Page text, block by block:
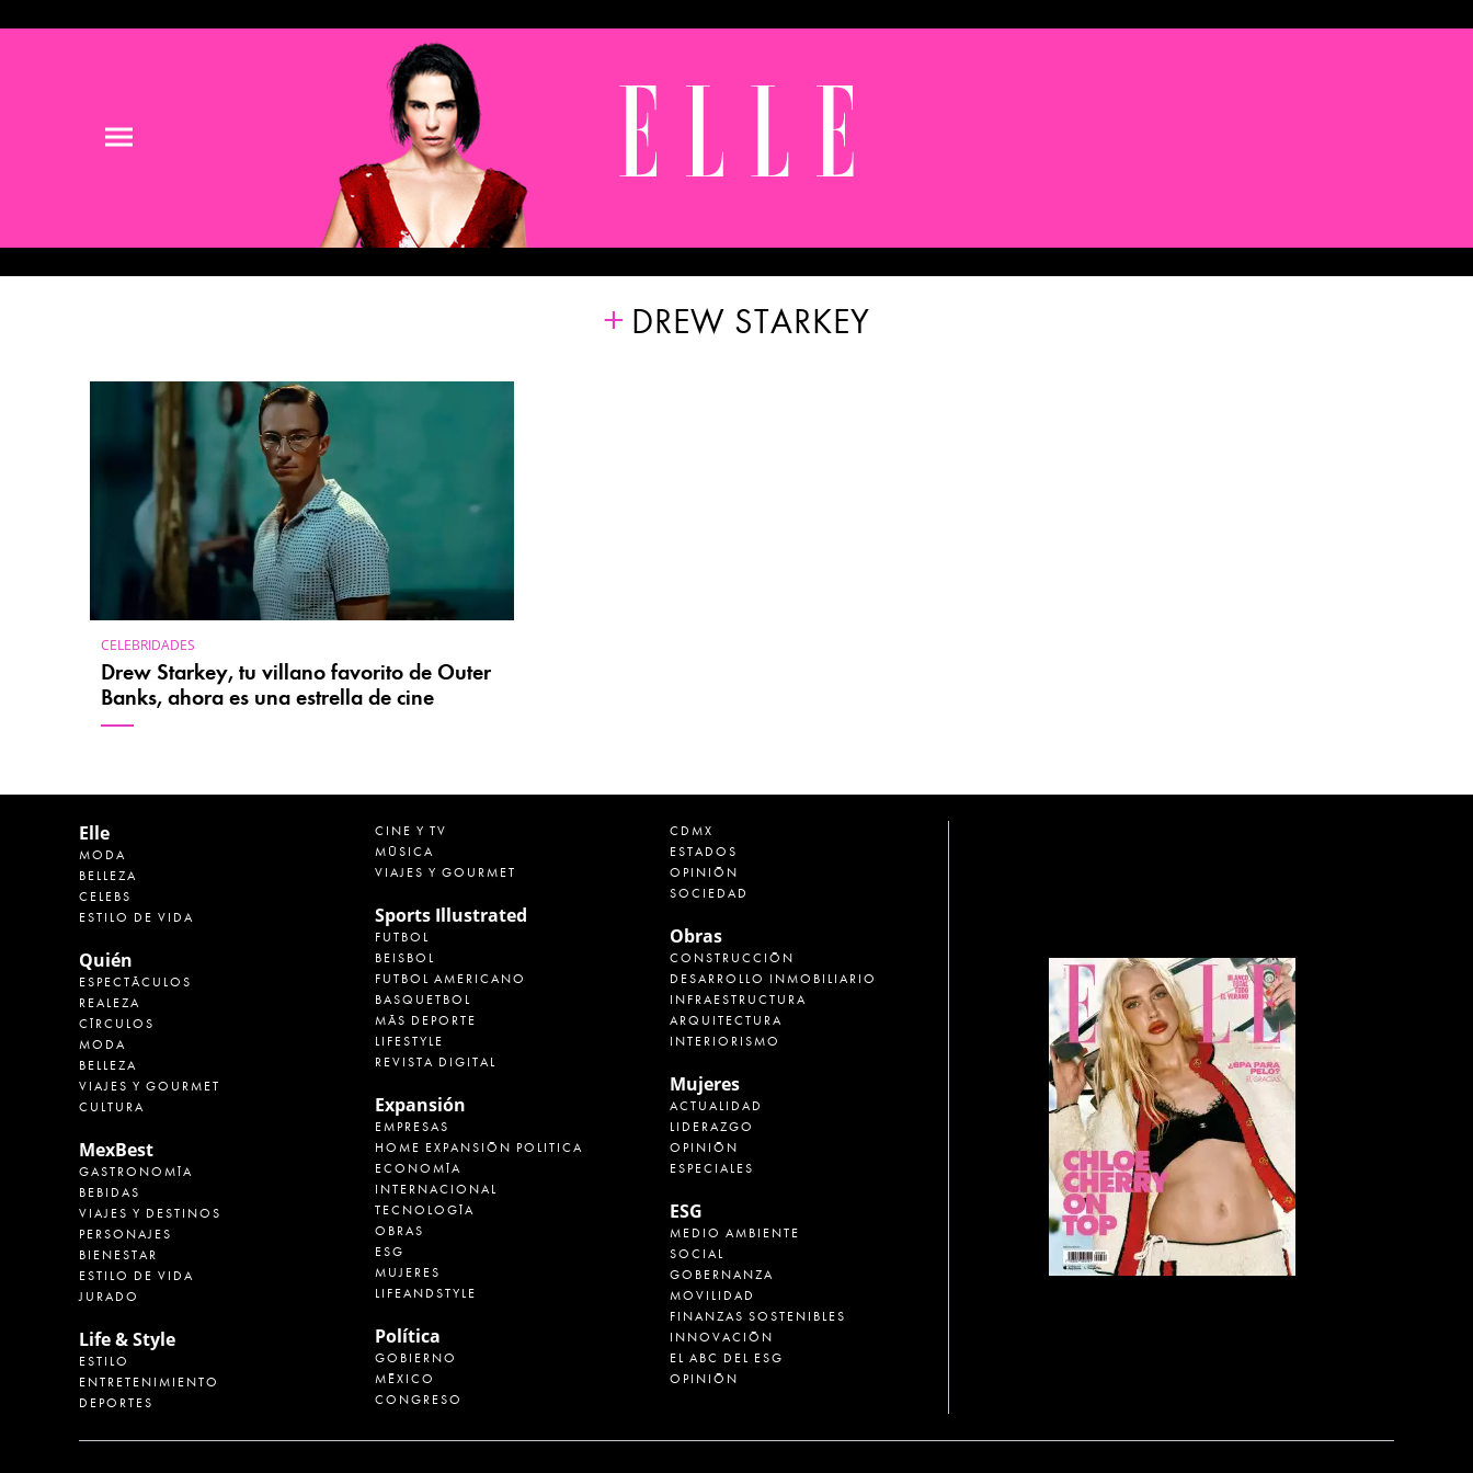
DREW STARKEY
CELEBRIDADES
Drew Starkey, tu villano favorito de Outer
Banks, ahora es una estrella de cine
Elle
MODA
BELLEZA
CELEBS
ESTILO DE VIDA
Quién
ESPECTÁCULOS
REALEZA
CÍRCULOS
MODA
BELLEZA
VIAJES Y GOURMET
CULTURA
MexBest
GASTRONOMÍA
BEBIDAS
VIAJES Y DESTINOS
PERSONAJES
BIENESTAR
ESTILO DE VIDA
JURADO
Life & Style
ESTILO
ENTRETENIMIENTO
DEPORTES
CINE Y TV
MÚSICA
VIAJES Y GOURMET
Sports Illustrated
FUTBOL
BEISBOL
FUTBOL AMERICANO
BASQUETBOL
MÁS DEPORTE
LIFESTYLE
REVISTA DIGITAL
Expansión
EMPRESAS
HOME EXPANSIÓN POLITICA
ECONOMÍA
INTERNACIONAL
TECNOLOGÍA
OBRAS
ESG
MUJERES
LIFEANDSTYLE
Política
GOBIERNO
MÉXICO
CONGRESO
CDMX
ESTADOS
OPINIÓN
SOCIEDAD
Obras
CONSTRUCCIÓN
DESARROLLO INMOBILIARIO
INFRAESTRUCTURA
ARQUITECTURA
INTERIORISMO
Mujeres
ACTUALIDAD
LIDERAZGO
OPINIÓN
ESPECIALES
ESG
MEDIO AMBIENTE
SOCIAL
GOBERNANZA
MOVILIDAD
FINANZAS SOSTENIBLES
INNOVACIÓN
EL ABC DEL ESG
OPINIÓN